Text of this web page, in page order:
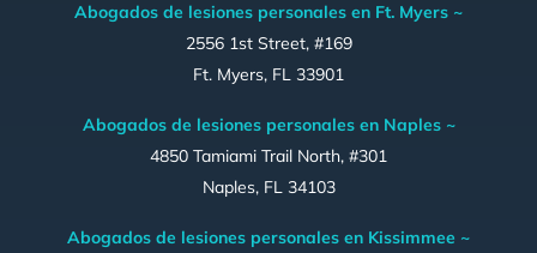
Abogados de lesiones personales en Ft. Myers ~
2556 1st Street, #169
Ft. Myers, FL 33901
Abogados de lesiones personales en Naples ~
4850 Tamiami Trail North, #301
Naples, FL 34103
Abogados de lesiones personales en Kissimmee ~